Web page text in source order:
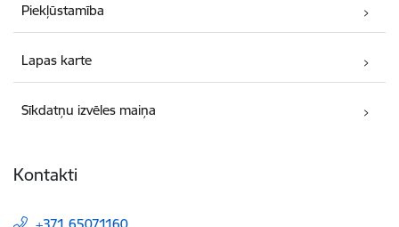
Piekļūstamība
Lapas karte
Sīkdatņu izvēles maiņa
Kontakti